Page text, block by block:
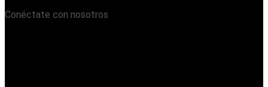
Conéctate con nosotros